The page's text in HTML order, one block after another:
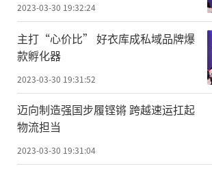
2023-03-30 19:32:24
主打“心价比” 好衣库成私域品牌爆
款孵化器
2023-03-30 19:31:52
迈向制造强国步履铿锵 跨越速运扛起
物流担当
2023-03-30 19:31:04